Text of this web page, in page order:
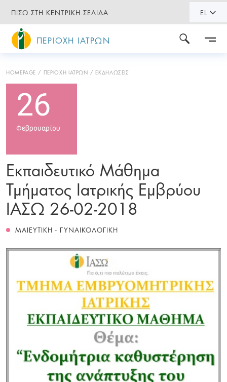
ΠΙΣΩ ΣΤΗ ΚΕΝΤΡΙΚΗ ΣΕΛΙΔΑ EL
ΠΕΡΙΟΧΗ ΙΑΤΡΩΝ
HOMEPAGE ΠΕΡΙΟΧΗ ΙΑΤΡΩΝ ΕΚΔΗΛΩΣΕΙΣ
26
Φεβρουαρίου
Εκπαιδευτικό Μάθημα
Τμήματος Ιατρικής Εμβρύου
ΙΑΣΩ 26-02-2018
ΜΑΙΕΥΤΙΚΗ - ΓΥΝΑΙΚΟΛΟΓΙΚΗ